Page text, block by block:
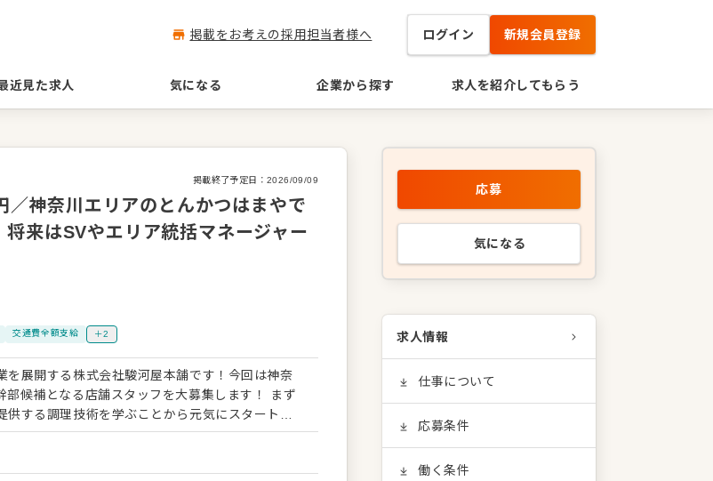
掲載をお考えの採用担当者様へ ログイン 新規会員登録
近見た求人 気になる 企業から探す 求人を紹介してもらう
掲載終了予定日： 2026/09/09
／神奈川エリアのとんかつはまやで
来はSVやエリア統括マネージャー
交通費全額支給 ＋2
展開する株式会社駿河屋本舗です！今回は神奈
補となる店舗スタッフを大募集します！ まず
する調理技術を学ぶことから元気にスタートし
パン粉を付けて揚げる作業が中心です。下処理
チリ習得できますよ。 仕事に慣れてき
ッフの育成 ・店舗の売上管理 幹部候補と
応募
気になる
求人情報
仕事について
応募条件
働く条件